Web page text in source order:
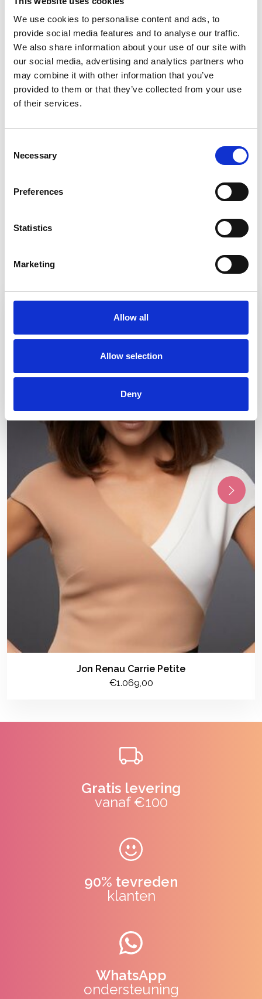
We use cookies to personalise content and ads, to
provide social media features and to analyse our traffic.
We also share information about your use of our site with
our social media, advertising and analytics partners who
may combine it with other information that you’ve
provided to them or that they’ve collected from your use
of their services.
Selection
Necessary
Preferences
Statistics
Marketing
Allow all
Allow selection
Deny
Jon Renau Carrie Petite
€1.069,00
Gratis levering
vanaf €100
90% tevreden
klanten
WhatsApp
ondersteuning